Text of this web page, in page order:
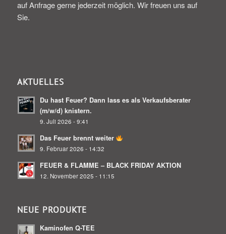
auf Anfrage gerne jederzeit möglich. Wir freuen uns auf
Sie.
AKTUELLES
Du hast Feuer? Dann lass es als Verkaufsberater
(m/w/d) knistern.
9. Juli 2026 - 9:41
Das Feuer brennt weiter
9. Februar 2026 - 14:32
FEUER & FLAMME – BLACK FRIDAY AKTION
12. November 2025 - 11:15
NEUE PRODUKTE
Kaminofen Q-TEE